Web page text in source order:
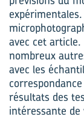
avec cet
nombreux
avec les
résultats des
intéressante